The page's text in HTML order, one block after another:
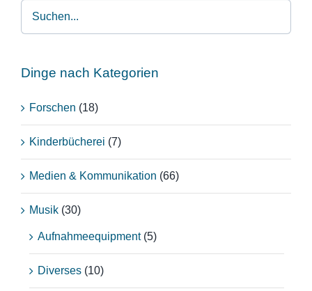
Dinge nach Kategorien
Forschen (18)
Kinderbücherei (7)
Medien & Kommunikation (66)
Musik (30)
Aufnahmeequipment (5)
Diverses (10)